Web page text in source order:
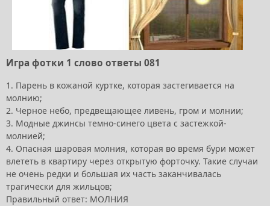
Игра фотки 1 слово ответы 081
1. Парень в кожаной куртке, которая застегивается на
молнию;
2. Черное небо, предвещающее ливень, гром и молнии;
3. Модные джинсы темно-синего цвета с застежкой-
молнией;
4. Опасная шаровая молния, которая во время бури может
влететь в квартиру через открытую форточку. Такие случаи
не очень редки и большая их часть заканчивалась
трагически для жильцов;
Правильный ответ: МОЛНИЯ